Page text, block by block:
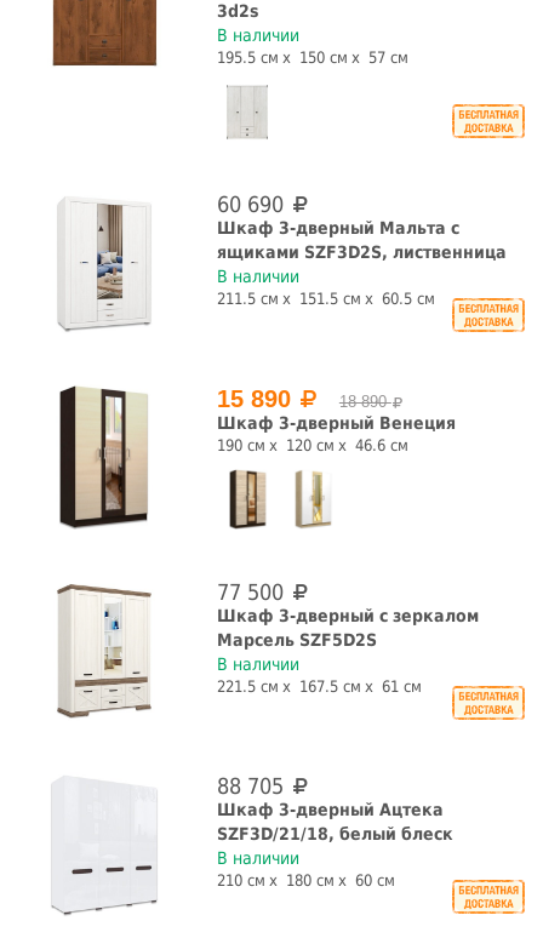
да да
Конструкция
витрина шкаф
Страна производства
СБРОСИТЬ ФИЛЬТРЫ
3d2s
В наличии
195.5 см 150 см 57 см
60 690
Шкаф 3-дверный Мальта с
ящиками SZF3D2S, лиственница
В наличии
211.5 см 151.5 см 60.5 см
15 890 18 890
Шкаф 3-дверный Венеция
190 см 120 см 46.6 см
77 500
Шкаф 3-дверный с зеркалом
Марсель SZF5D2S
В наличии
221.5 см 167.5 см 61 см
88 705
Шкаф 3-дверный Ацтека
SZF3D/21/18, белый блеск
В наличии
210 см 180 см 60 см